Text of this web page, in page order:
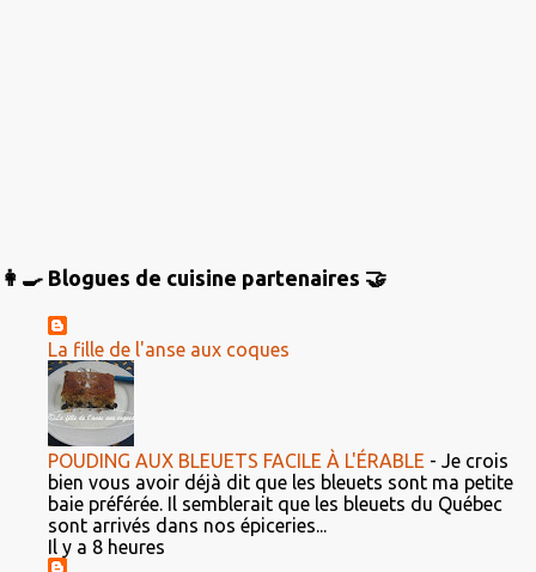
👩‍🍳 Blogues de cuisine partenaires 🤝
La fille de l'anse aux coques
POUDING AUX BLEUETS FACILE À L'ÉRABLE - Je crois
bien vous avoir déjà dit que les bleuets sont ma petite
baie préférée. Il semblerait que les bleuets du Québec
sont arrivés dans nos épiceries...
Il y a 8 heures